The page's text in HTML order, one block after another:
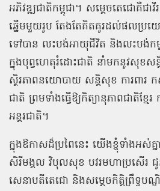
អភិវឌ្ឍជាតិកម្ពុជា។ សម្តេចតេជោគឺជាវី
ឆ្នើមមួយរូប តែងតែគិតគូរដល់ផលប្រយ
ទៅបាន លះបង់អាយុជីវិត និងលះបង់កម្លាំ
ក្នុងបុព្វហេតុរំដោះជាតិ នាំមកនូវសុខស
ស្ថិរភាពនយោបាយ សន្តិសុខ ការពារ
ជាតិ ព្រមទាំងធ្វើឱ្យកិត្យានុភាពជាតិខ្មែ
អន្តរជាតិ។
ក្នុងឱកាសដ៏ប្រពៃនេះ យើងខ្ញុំទាំងអស់
សិរីមង្គល វិបុលសុខ បវរមហាប្រសើរ ជូ
សេនាបតីតេជោ និងសម្តេចកិត្តិព្រឹទ្ធប